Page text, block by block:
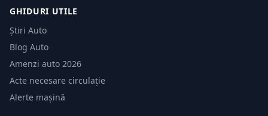
GHIDURI UTILE
Știri Auto
Blog Auto
Amenzi auto 2026
Acte necesare circulație
Alerte mașină